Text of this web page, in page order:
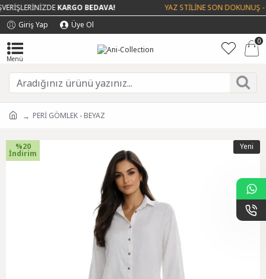
KARGO BEDAVA!
YAZ STİLİNE SON DOKUNUŞ -
Giriş Yap
Üye Ol
0
PERİ GÖMLEK - BEYAZ
Yeni
%20
İndirim